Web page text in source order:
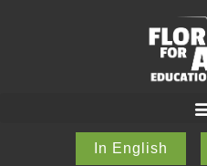
In English